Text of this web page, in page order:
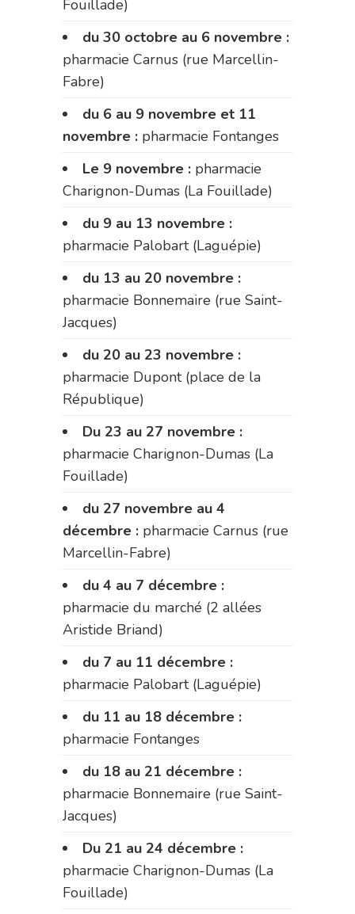
Fouillade)
du 30 octobre au 6 novembre :
pharmacie Carnus (rue Marcellin-
Fabre)
du 6 au 9 novembre et 11
novembre : pharmacie Fontanges
Le 9 novembre : pharmacie
Charignon-Dumas (La Fouillade)
du 9 au 13 novembre :
pharmacie Palobart (Laguépie)
du 13 au 20 novembre :
pharmacie Bonnemaire (rue Saint-
Jacques)
du 20 au 23 novembre :
pharmacie Dupont (place de la
République)
Du 23 au 27 novembre :
pharmacie Charignon-Dumas (La
Fouillade)
du 27 novembre au 4
décembre : pharmacie Carnus (rue
Marcellin-Fabre)
du 4 au 7 décembre :
pharmacie du marché (2 allées
Aristide Briand)
du 7 au 11 décembre :
pharmacie Palobart (Laguépie)
du 11 au 18 décembre :
pharmacie Fontanges
du 18 au 21 décembre :
pharmacie Bonnemaire (rue Saint-
Jacques)
Du 21 au 24 décembre :
pharmacie Charignon-Dumas (La
Fouillade)